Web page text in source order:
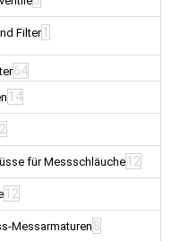
Filter 1
64
14
2
für Messschläuche 12
12
Messarmaturen 8